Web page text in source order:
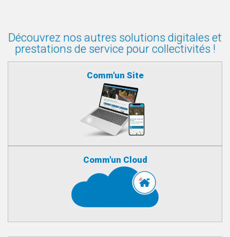
Découvrez nos autres solutions digitales et
prestations de service pour collectivités !
Comm'un Site
Comm'un Cloud